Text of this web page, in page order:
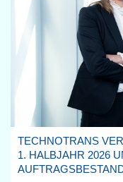
TECHNOTRANS
1. HALBJAHR 2026